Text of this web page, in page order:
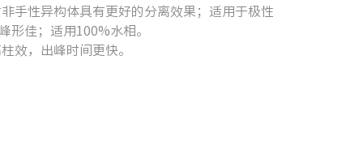
手性异构体具有更好的分离效果；适用于极性
形佳；适用100%水相。
效，出峰时间更快。